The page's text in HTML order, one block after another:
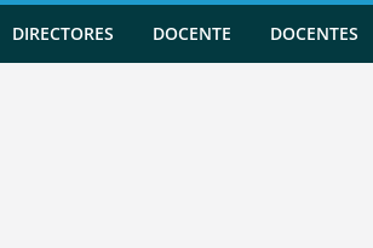
DIRECTORES DOCENTE DOCENTES